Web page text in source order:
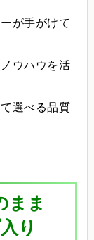
が手がけて
ウハウを活
選べる品質
まま
り